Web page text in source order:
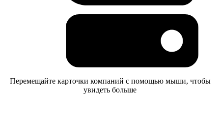
Перемещайте карточки компаний с помощью мыши, чтобы
увидеть больше